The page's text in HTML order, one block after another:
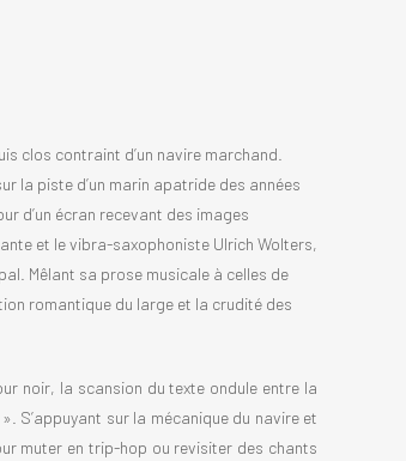
clos contraint d’un navire marchand.
la piste d’un marin apatride des années
d’un écran recevant des images
et le vibra-saxophoniste Ulrich Wolters,
Mêlant sa prose musicale à celles de
romantique du large et la crudité des
noir, la scansion du texte ondule entre la
S’appuyant sur la mécanique du navire et
muter en trip-hop ou revisiter des chants